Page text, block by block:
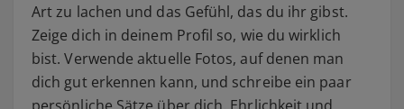
Art zu lachen und das Gefühl, das du ihr gibst.
Zeige dich in deinem Profil so, wie du wirklich
bist. Verwende aktuelle Fotos, auf denen man
dich gut erkennen kann, und schreibe ein paar